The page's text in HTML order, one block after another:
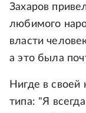
Захаров
любимого
власти
а это была
Нигде в своей
типа: "Я